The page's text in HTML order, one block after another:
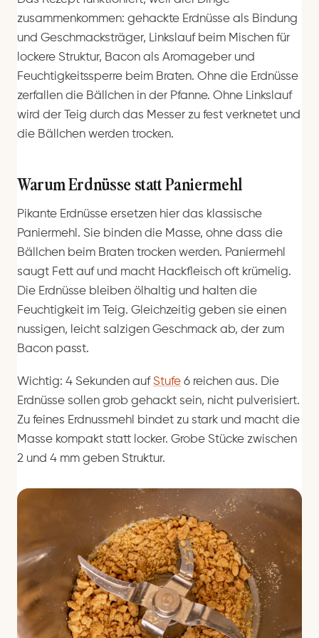
zusammenkommen: gehackte Erdnüsse als Bindung
und Geschmacksträger, Linkslauf beim Mischen für
lockere Struktur, Bacon als Aromageber und
Feuchtigkeitssperre beim Braten. Ohne die Erdnüsse
zerfallen die Bällchen in der Pfanne. Ohne Linkslauf
wird der Teig durch das Messer zu fest verknetet und
die Bällchen werden trocken.
Warum Erdnüsse statt Paniermehl
Pikante Erdnüsse ersetzen hier das klassische
Paniermehl. Sie binden die Masse, ohne dass die
Bällchen beim Braten trocken werden. Paniermehl
saugt Fett auf und macht Hackfleisch oft krümelig.
Die Erdnüsse bleiben ölhaltig und halten die
Feuchtigkeit im Teig. Gleichzeitig geben sie einen
nussigen, leicht salzigen Geschmack ab, der zum
Bacon passt.
Wichtig: 4 Sekunden aufStufe 6 reichen aus. Die
Erdnüsse sollen grob gehackt sein, nicht pulverisiert.
Zu feines Erdnussmehl bindet zu stark und macht die
Masse kompakt statt locker. Grobe Stücke zwischen
2 und 4 mm geben Struktur.